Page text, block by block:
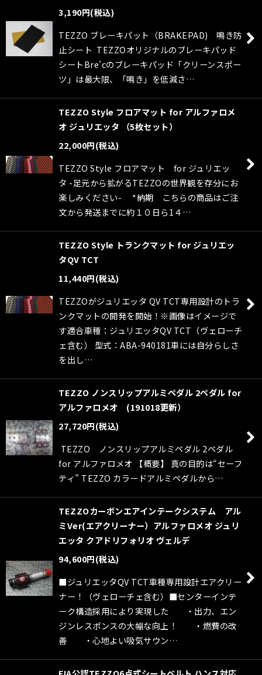
3,190円(税込)
TEZZO ブレーキパット（BRAKEPAD) 鳴き防
止シート TEZZOオリジナルのブレーキパッド
シートBre'cのブレーキパッド「クリーンスポー
ツ」は最大限、「鳴き」を低減さ…
TEZZO Style フロアマット for アルファロメ
オ ジュリエッタ （5枚セット）
22,000円(税込)
TEZZO Style フロアマット for ジュリエッ
タ -足元から拡がるTEZZOの世界観を存分にお
楽しみください- *納期 こちらの商品はご注
文から発送までに約１０日ら1４…
TEZZO Style トランクマット for ジュリエッ
タQV TCT
11,440円(税込)
TEZZOがジュリエッタ QV TCT専用設計のトラ
ンクマットの開発を開始！※画像はイメージで
す適合車種：ジュリエッタQV TCT（ヴェローチ
ェ含む） 型式：ABA-940181車には自分らしさ
を出し…
TEZZO ノンスリップアルミペダル 2ペダル for
アルファロメオ (191018更新）
27,720円(税込)
TEZZO ノンスリップアルミペダル 2ペダル
for アルファロメオ 【概要】 真の目的は“セーフ
ティ” TEZZO カラードアルミペダルから…
TEZZOカーボンエアインテークシステム アル
ミVer(エアクリーナー）アルファロメオ ジュリ
エッタ クアドリフォリオ ヴェルデ
94,600円(税込)
■ジュリエッタQV TCT車種専用設計エアクリー
ナー！（ヴェローチェ含む）■センターインテ
ーク構造採用により実現した ・出力、エン
ジンレスポンスの大幅な向上！ ・燃費の改
善 ・心地よい吸気サウン…